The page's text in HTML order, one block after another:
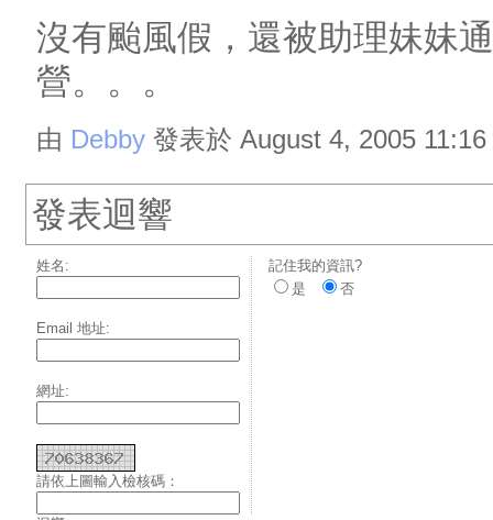
沒有颱風假，還被助理妹妹
營。。。
由 Debby 發表於 August 4, 2005 11:16
發表迴響
姓名:
Email 地址:
網址:
請依上圖輸入檢核碼：
記住我的資訊?
是
否